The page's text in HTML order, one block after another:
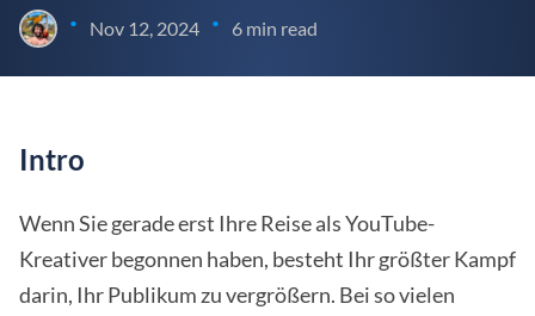
• Nov 12, 2024 • 6 min read
Intro
Wenn Sie gerade erst Ihre Reise als YouTube-
Kreativer begonnen haben, besteht Ihr größter Kampf
darin, Ihr Publikum zu vergrößern. Bei so vielen